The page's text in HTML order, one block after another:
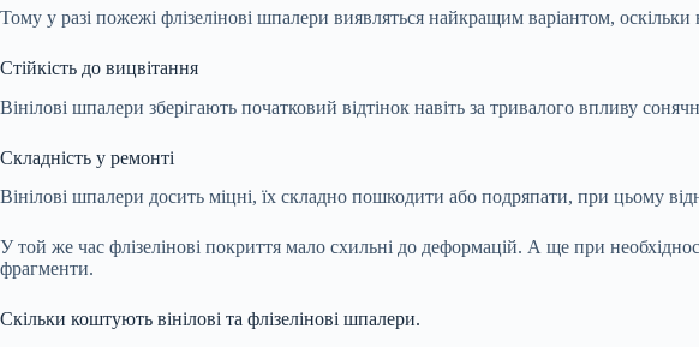
Тому у разі пожежі флізелінові шпалери виявляться найкращим варіантом,
Стійкість до вицвітання
Вінілові шпалери зберігають початковий відтінок навіть за тривалого впливу
Складність у ремонті
Вінілові шпалери досить міцні, їх складно пошкодити або подряпати, при цьому
У той же час флізелінові покриття мало схильні до деформацій. А ще при
фрагменти.
Скільки коштують вінілові та флізелінові шпалери.